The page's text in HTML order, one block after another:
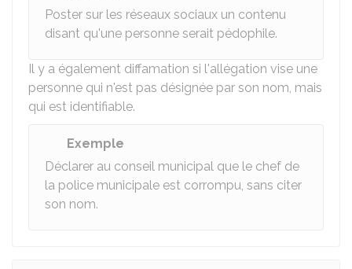
Poster sur les réseaux sociaux un contenu
disant qu'une personne serait pédophile.
Il y a également diffamation si l'allégation vise une
personne qui n'est pas désignée par son nom, mais
qui est identifiable.
Exemple
Déclarer au conseil municipal que le chef de
la police municipale est corrompu, sans citer
son nom.